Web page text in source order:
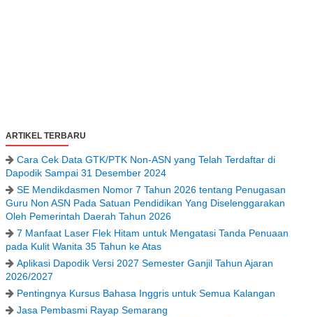
ARTIKEL TERBARU
Cara Cek Data GTK/PTK Non-ASN yang Telah Terdaftar di
Dapodik Sampai 31 Desember 2024
SE Mendikdasmen Nomor 7 Tahun 2026 tentang Penugasan
Guru Non ASN Pada Satuan Pendidikan Yang Diselenggarakan
Oleh Pemerintah Daerah Tahun 2026
7 Manfaat Laser Flek Hitam untuk Mengatasi Tanda Penuaan
pada Kulit Wanita 35 Tahun ke Atas
Aplikasi Dapodik Versi 2027 Semester Ganjil Tahun Ajaran
2026/2027
Pentingnya Kursus Bahasa Inggris untuk Semua Kalangan
Jasa Pembasmi Rayap Semarang